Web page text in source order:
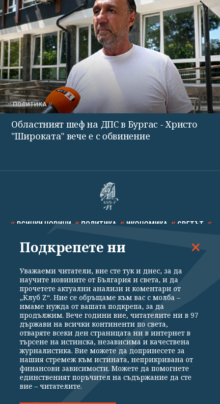
ПОЛИТИКА
Областният шеф на ДПС в Бургас - Христо
"Широката" вече е с обвинение
ВСИЧКИ НОВИНИ ПОЛИТИКА ИКОНОМИКА СВЕТЪТ
СПОРТ КУЛТУРА ТЕХНОЛОГИИ КАЛЕЙДОСКОП
Общи условия
Политика за поверителност
Реклама
Партньори Контакти
За Клуб Z
Екип
Подкрепете ни
Издател на www.clubz.bg е „Клуб Зебра Медия“ ЕООД, София, ул. "Алеко
Константинов" 3. Всички права запазени 2026 „Клуб Зебра Медия“
Препечатването на материали, снимки и видео от www.clubz.bg без
Подкрепете ни
Уважаеми читатели, вие сте тук и днес, за да
научите новините от България и света, и да
прочетете актуални анализи и коментари от
„Клуб Z“. Ние се обръщаме към вас с молба –
имаме нужда от вашата подкрепа, за да
продължим. Вече години вие, читателите ни в 97
държави на всички континенти по света,
отваряте всеки ден страницата ни в интернет в
търсене на истинска, независима и качествена
журналистика. Вие можете да допринесете за
нашия стремеж към истината, неприкривана от
финансови зависимости. Можете да помогнете
единственият поръчител на съдържание да сте
вие – читателите.